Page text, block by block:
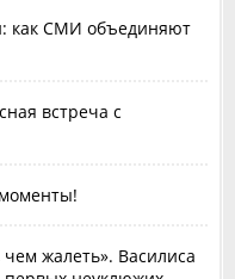
как СМИ объединяют
встреча с
жалеть». Василиса